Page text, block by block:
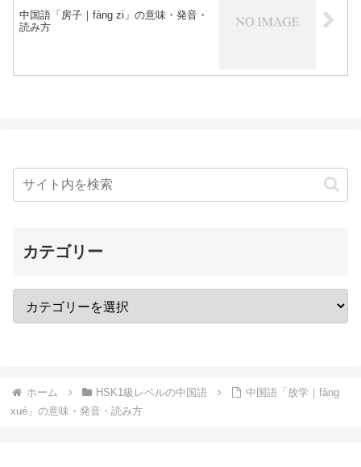
中国語「房子｜fàng zi」の意味・発音・
読み方
カテゴリー
ホーム HSK1級レベルの中国語
中国語「放学｜fàng
xué」の意味・発音・読み方